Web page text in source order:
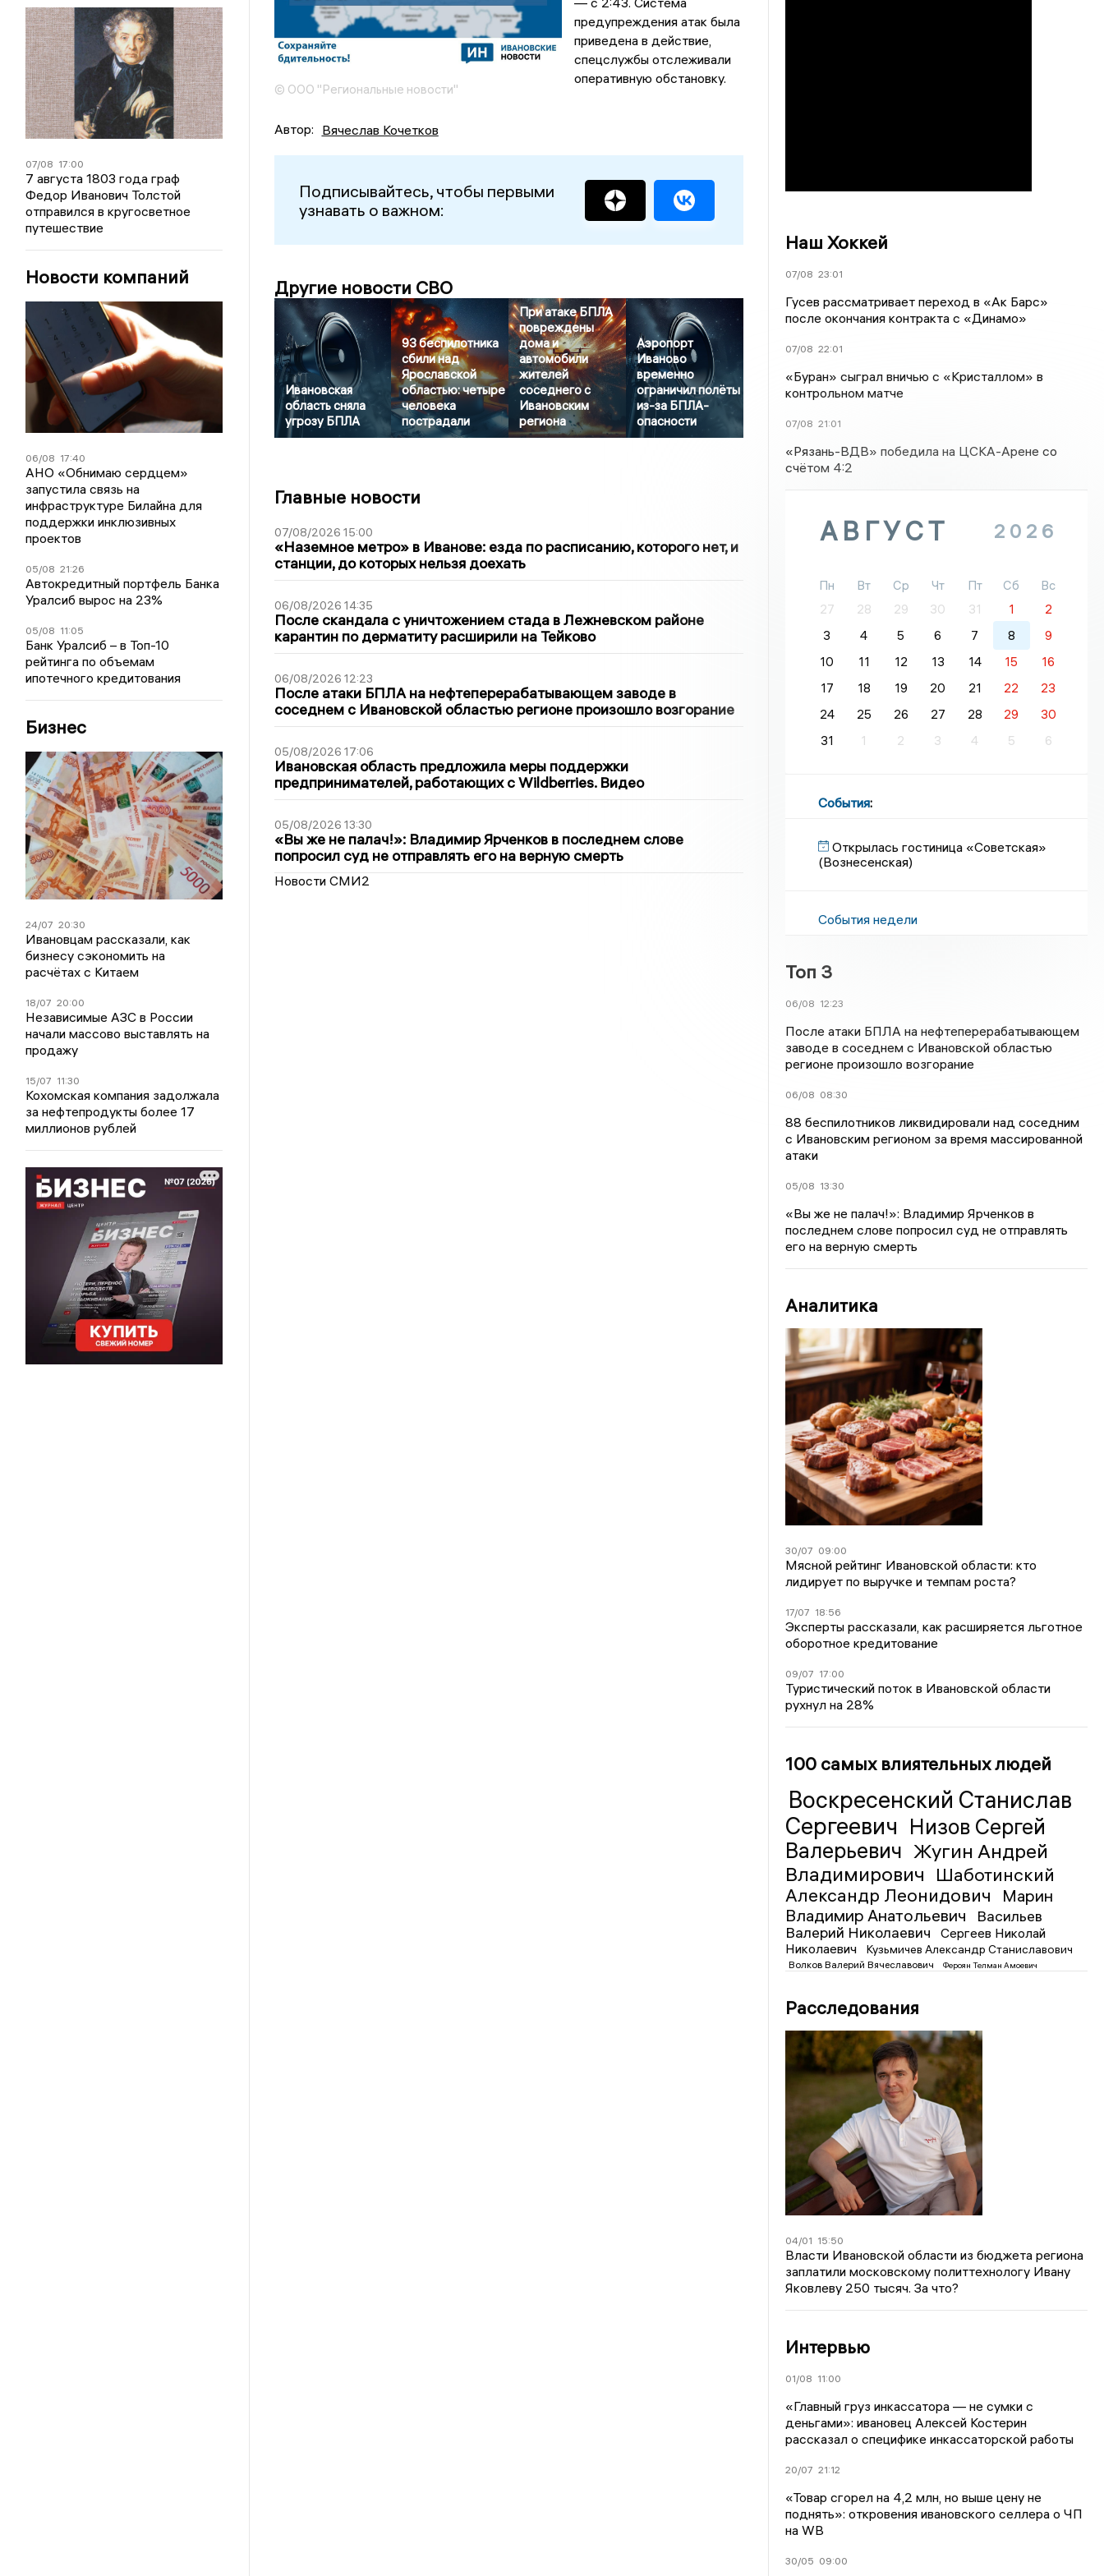
07/08 17:00
7 августа 1803 года граф
Федор Иванович Толстой
отправился в кругосветное
путешествие
Новости компаний
06/08 17:40
АНО «Обнимаю сердцем»
запустила связь на
инфраструктуре Билайна для
поддержки инклюзивных
проектов
05/08 21:26
Автокредитный портфель Банка
Уралсиб вырос на 23%
05/08 11:05
Банк Уралсиб – в Топ-10
рейтинга по объемам
ипотечного кредитования
Бизнес
24/07 20:30
Ивановцам рассказали, как
бизнесу сэкономить на
расчётах с Китаем
18/07 20:00
Независимые АЗС в России
начали массово выставлять на
продажу
15/07 11:30
Кохомская компания задолжала
за нефтепродукты более 17
миллионов рублей
© ООО "Региональные новости"
предупреждения атак была
приведена в действие,
спецслужбы отслеживали
оперативную обстановку.
Автор: Вячеслав Кочетков
Подписывайтесь, чтобы первыми
узнавать о важном:
Другие новости СВО
Ивановская
область сняла
угрозу БПЛА
93 беспилотника
сбили над
Ярославской
областью: четыре
человека
пострадали
При атаке БПЛА
повреждены
дома и
автомобили
жителей
соседнего с
Ивановским
региона
Аэропорт
Иваново
временно
ограничил полёты
из-за БПЛА-
опасности
Главные новости
07/08/2026 15:00
«Наземное метро» в Иванове: езда по расписанию, которого нет, и
станции, до которых нельзя доехать
06/08/2026 14:35
После скандала с уничтожением стада в Лежневском районе
карантин по дерматиту расширили на Тейково
06/08/2026 12:23
После атаки БПЛА на нефтеперерабатывающем заводе в
соседнем с Ивановской областью регионе произошло возгорание
05/08/2026 17:06
Ивановская область предложила меры поддержки
предпринимателей, работающих с Wildberries. Видео
05/08/2026 13:30
«Вы же не палач!»: Владимир Ярченков в последнем слове
попросил суд не отправлять его на верную смерть
Новости СМИ2
Наш Хоккей
07/08 23:01
Гусев рассматривает переход в «Ак Барс»
после окончания контракта с «Динамо»
07/08 22:01
«Буран» сыграл вничью с «Кристаллом» в
контрольном матче
07/08 21:01
«Рязань-ВДВ» победила на ЦСКА-Арене со
счётом 4:2
АВГУСТ 2026
Пн Вт Ср Чт Пт Сб
Вс
27
28 29 30 31 1
2
3
4 5 6 7 8
9
10
11 12 13 14 15
16
17
18 19 20 21 22
23
24
25 26 27 28 29
30
31
1 2 3 4 5 6
События:
Открылась гостиница «Советская»
(Вознесенская)
События недели
Топ 3
06/08 12:23
После атаки БПЛА на нефтеперерабатывающем
заводе в соседнем с Ивановской областью
регионе произошло возгорание
06/08 08:30
88 беспилотников ликвидировали над соседним
с Ивановским регионом за время массированной
атаки
05/08 13:30
«Вы же не палач!»: Владимир Ярченков в
последнем слове попросил суд не отправлять
его на верную смерть
Аналитика
30/07 09:00
Мясной рейтинг Ивановской области: кто
лидирует по выручке и темпам роста?
17/07 18:56
Эксперты рассказали, как расширяется льготное
оборотное кредитование
09/07 17:00
Туристический поток в Ивановской области
рухнул на 28%
100 самых влиятельных людей
Воскресенский Станислав
Сергеевич Низов Сергей
Валерьевич Жугин Андрей
Владимирович
Шаботинский
Александр Леонидович
Марин
Владимир Анатольевич
Васильев
Валерий Николаевич
Сергеев Николай
Николаевич
Кузьмичев Александр Станиславович
Волков Валерий Вячеславович Фероян Телман Амоевич
Расследования
04/01 15:50
Власти Ивановской области из бюджета региона
заплатили московскому политтехнологу Ивану
Яковлеву 250 тысяч. За что?
Интервью
01/08 11:00
«Главный груз инкассатора — не сумки с
деньгами»: ивановец Алексей Костерин
рассказал о специфике инкассаторской работы
20/07 21:12
«Товар сгорел на 4,2 млн, но выше цену не
поднять»: откровения ивановского селлера о ЧП
на WB
30/05 09:00